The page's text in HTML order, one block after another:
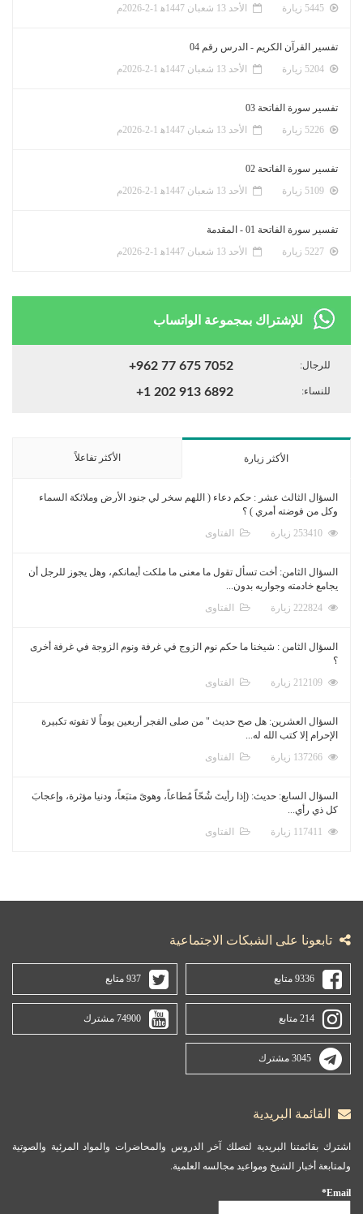
الأحد 13 شعبان 1447ﻫ 1-2-2026م
تفسير القرآن الكريم - الدرس رقم 04
الأحد 13 شعبان 1447ﻫ 1-2-2026م
تفسير سورة الفاتحة 03
الأحد 13 شعبان 1447ﻫ 1-2-2026م
تفسير سورة الفاتحة 02
الأحد 13 شعبان 1447ﻫ 1-2-2026م
تفسير سورة الفاتحة 01 - المقدمة
الأحد 13 شعبان 1447ﻫ 1-2-2026م
للإشتراك بمجموعة الواتساب
للرجال: +962 77 675 7052
للنساء: +1 202 913 6892
الأكثر زيارة الأكثر تفاعلاً
السؤال الثالث عشر : حكم دعاء ( اللهم سخر لي جنود الأرض وملائكة السماء
وكل من فوضته أمري ) ؟
الفتاوى
السؤال الثامن: أخت تسأل تقول ما معنى ما ملكت أيمانكم، وهل يجوز للرجل أن
يجامع خادمته وجواريه بدون...
الفتاوى
السؤال الثامن : شيخنا ما حكم نوم الزوج في غرفة ونوم الزوجة في غرفة أخرى
؟
الفتاوى
السؤال العشرين: هل صح حديث " من صلى الفجر أربعين يوماً لا تفوته تكبيرة
الإحرام إلا كتب الله له...
الفتاوى
السؤال السابع: حديث: (إذا رأيتَ شُحّاً مُطاعاً، وهوىً متبَعاً، ودنيا مؤثرة، وإعجابَ
كل ذي رأي...
الفتاوى
تابعونا على الشبكات الاجتماعية
9336 متابع 937 متابع
214 متابع 74900 مشترك
3045 مشترك
القائمة البريدية
اشترك بقائمتنا البريدية لتصلك آخر الدروس والمحاضرات والمواد المرئية والصوتية
ولمتابعة أخبار الشيخ ومواعيد مجالسه العلمية.
Email*